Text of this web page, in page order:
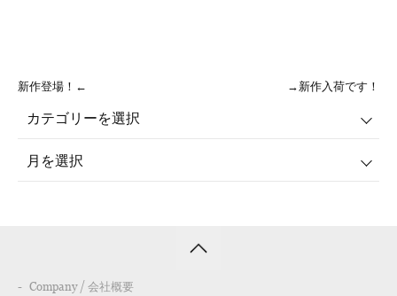
新作登場！← →新作入荷です！
Company / 会社概要